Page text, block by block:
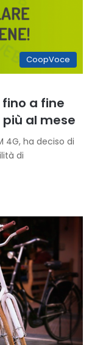
CoopVoce
a fine
più al mese
4G, ha deciso di
di